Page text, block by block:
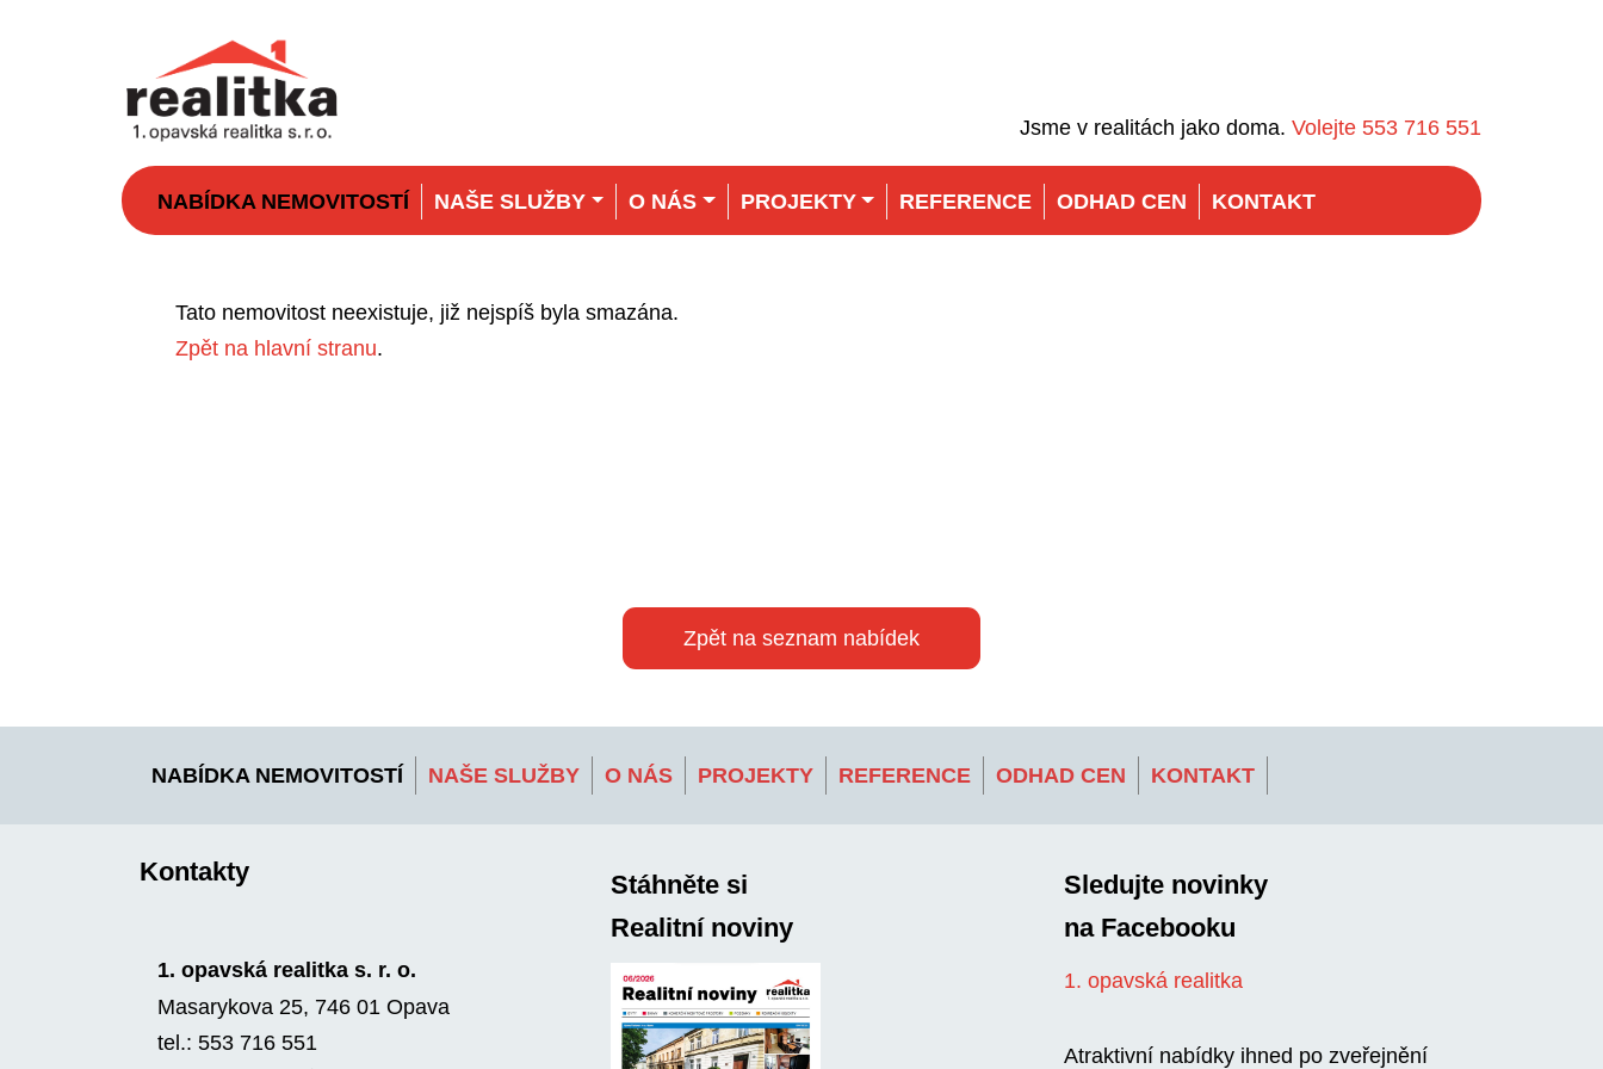
Jsme v realitách jako doma. Volejte 553 716 551
NABÍDKA NEMOVITOSTÍ NAŠE SLUŽBY O NÁS PROJEKTY REFERENCE ODHAD CEN KONTAKT
Tato nemovitost neexistuje, již nejspíš byla smazána.
Zpět na hlavní stranu.
Zpět na seznam nabídek
NABÍDKA NEMOVITOSTÍ NAŠE SLUŽBY O NÁS PROJEKTY REFERENCE ODHAD CEN KONTAKT
Kontakty
1. opavská realitka s. r. o.
Masarykova 25, 746 01 Opava
tel.: 553 716 551
Stáhněte si
Realitní noviny
Sledujte novinky
na Facebooku
1. opavská realitka
Atraktivní nabídky ihned po zveřejnění